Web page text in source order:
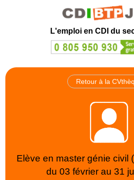
L'emploi en CDI du
Retour à la
Elève en master génie civil
du 03 février au 31